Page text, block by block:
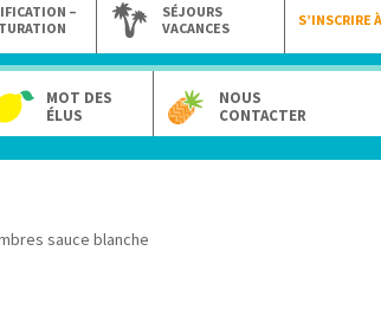
S’INSCRIRE
–
SÉJOURS
VACANCES
MOT DES
ÉLUS
NOUS
CONTACTER
sauce blanche